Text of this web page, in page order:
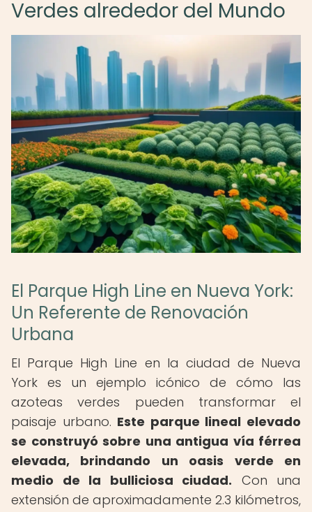
Verdes alrededor del Mundo
El Parque High Line en Nueva York:
Un Referente de Renovación
Urbana
El Parque High Line en la ciudad de Nueva
York es un ejemplo icónico de cómo las
azoteas verdes pueden transformar el
paisaje urbano. Este parque lineal elevado
se construyó sobre una antigua vía férrea
elevada, brindando un oasis verde en
medio de la bulliciosa ciudad. Con una
extensión de aproximadamente 2.3 kilómetros,